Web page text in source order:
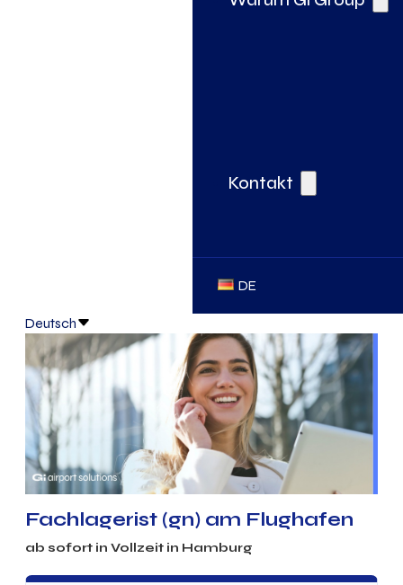
Kontakt
DE
Deutsch
Fachlagerist (gn) am Flughafen
ab sofort in Vollzeit in Hamburg